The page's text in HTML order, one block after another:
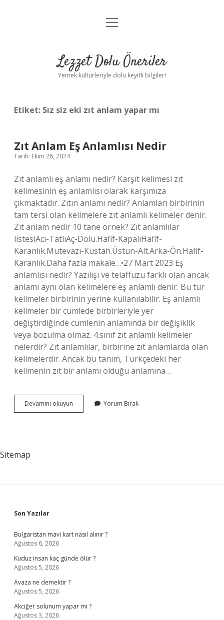
Anasayfa
Yasal Uyarı
menüyü
Lezzet Dolu Öneriler
Yemek kültürleriyle dolu keyifli bilgiler!
Etiket: Sız siz eki zıt anlam yapar mı
Zıt Anlam Eş Anlamlısı Nedir
Tarih: Ekim 26, 2024
Zıt anlamlı eş anlamı nedir? Karşıt kelimesi zıt
kelimesinin eş anlamlısı olarak karşımıza
çıkmaktadır. Zıtın anlamı nedir? Anlamları birbirinin
tam tersi olan kelimelere zıt anlamlı kelimeler denir.
Zıt anlam nedir 10 tane örnek? Zıt anlamlılar
listesiAcı-TatlıAç-Dolu.Hafif-KapalıHafif-
Karanlık.Mütevazı-Küstah.Üstün-Alt.Arka-Ön.Hafif-
Karanlık.Daha fazla makale…•27 Mart 2023 Eş
anlamlısı nedir? Yazılışı ve telaffuzu farklı olan ancak
anlamı aynı olan kelimelere eş anlamlı denir. Bu tür
kelimeler birbirinin yerine kullanılabilir. Eş anlamlı
kelimeler bir cümlede birbirleriyle yer
değiştirdiğinde cümlenin anlamında bir değişiklik
veya bozulma olmaz. 4.sınıf zıt anlamlı kelimeler
nelerdir? Zıt anlamlılar, birbirine zıt anlamlarda olan
kelimelerdir. Ancak bu tanım, Türkçedeki her
kelimenin zıt bir anlamı olduğu anlamına…
Devamını okuyun
Anlam
Yorum Bırak
Sitemap
Sidebar
Son Yazılar
Bulgaristan mavi kart nasıl alınır ?
Ağustos 6, 2026
Kuduz insan kaç günde ölür ?
Ağustos 5, 2026
Avaza ne demektir ?
Ağustos 5, 2026
Akciğer solunum yapar mı ?
Ağustos 3, 2026